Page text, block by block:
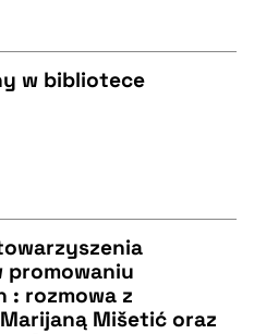
w bibliotece
promowaniu
: rozmowa z
Mišetić oraz